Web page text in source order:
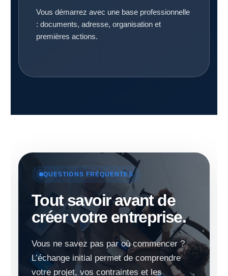
Vous démarrez avec une base professionnelle
: documents, adresse, organisation et
premières actions.
QUESTIONS FRÉQUENTES
Tout savoir avant de
créer votre entreprise.
Vous ne savez pas par où commencer ?
L’échange initial permet de comprendre
votre projet, vos contraintes et les